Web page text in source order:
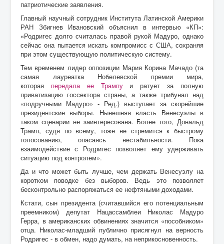
патриотические заявления.
Главный научный сотрудник Института Латинской Америки
РАН Збигнев Ивановский объяснил в интервью «КП»:
«Родригес долго считалась правой рукой Мадуро, однако
сейчас она пытается искать компромисс с США, сохраняя
при этом существующую политическую систему.
Тем временем лидер оппозиции Мария Корина Мачадо (та
самая лауреатка Нобелевской премии мира,
которая передала ее Трампуи ратует за полную
приватизацию госсектора страны, а также трибунал над
«подручными Мадуро» - Ред.) выступает за скорейшие
президентские выборы. Нынешняя власть Венесуэлы в
таком сценарии не заинтересована. Более того, Дональд
Трамп, судя по всему, тоже не стремится к быстрому
голосованию, опасаясь нестабильности. Пока
взаимодействие с Родригес позволяет ему удерживать
ситуацию под контролем».
Да и что может быть лучше, чем держать Венесуэлу на
коротком поводке без выборов. Ведь это позволяет
бесконтрольно распоряжаться ее нефтяными доходами.
Кстати, сын президента (считавшийся его потенциальным
преемником) депутат Нацассамблеи Николас Мадуро
Герра, в американских обвинениях значится «пособником»
отца. Николас-младший публично присягнул на верность
Родригес - в обмен, надо думать, на неприкосновенность.